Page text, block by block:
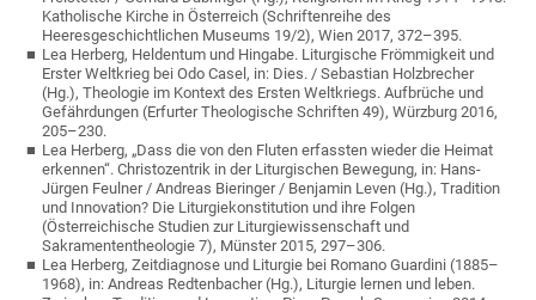
Katholische Kirche in Österreich (Schriftenreihe des
Heeresgeschichtlichen Museums 19/2), Wien 2017, 372–395.
Lea Herberg, Heldentum und Hingabe. Liturgische Frömmigkeit und
Erster Weltkrieg bei Odo Casel, in: Dies. / Sebastian Holzbrecher
(Hg.), Theologie im Kontext des Ersten Weltkriegs. Aufbrüche und
Gefährdungen (Erfurter Theologische Schriften 49), Würzburg 2016,
205–230.
Lea Herberg, „Dass die von den Fluten erfassten wieder die Heimat
erkennen“. Christozentrik in der Liturgischen Bewegung, in: Hans-
Jürgen Feulner / Andreas Bieringer / Benjamin Leven (Hg.), Tradition
und Innovation? Die Liturgiekonstitution und ihre Folgen
(Österreichische Studien zur Liturgiewissenschaft und
Sakramententheologie 7), Münster 2015, 297–306.
Lea Herberg, Zeitdiagnose und Liturgie bei Romano Guardini (1885–
1968), in: Andreas Redtenbacher (Hg.), Liturgie lernen und leben.